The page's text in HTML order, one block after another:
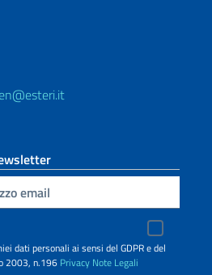
dati personali ai sensi del GDPR e del
2003, n.196 Privacy Note Legali